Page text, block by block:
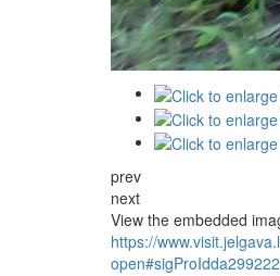
prev
next
View the embedded
https://